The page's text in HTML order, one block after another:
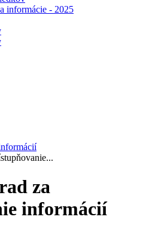
informácie - 2025
za
informácií